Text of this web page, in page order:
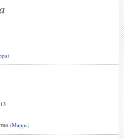
)
(Mappa)